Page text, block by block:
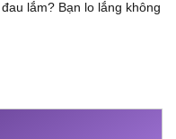
lắm? Bạn lo lắng không